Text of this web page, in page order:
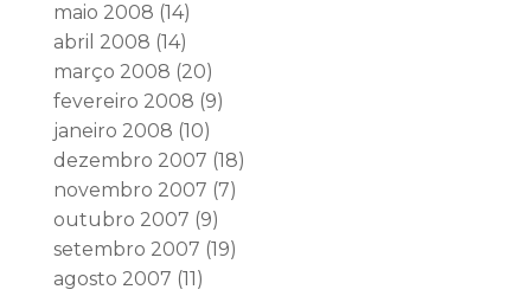
maio 2008 (14)
abril 2008 (14)
março 2008 (20)
fevereiro 2008 (9)
janeiro 2008 (10)
dezembro 2007 (18)
novembro 2007 (7)
outubro 2007 (9)
setembro 2007 (19)
agosto 2007 (11)